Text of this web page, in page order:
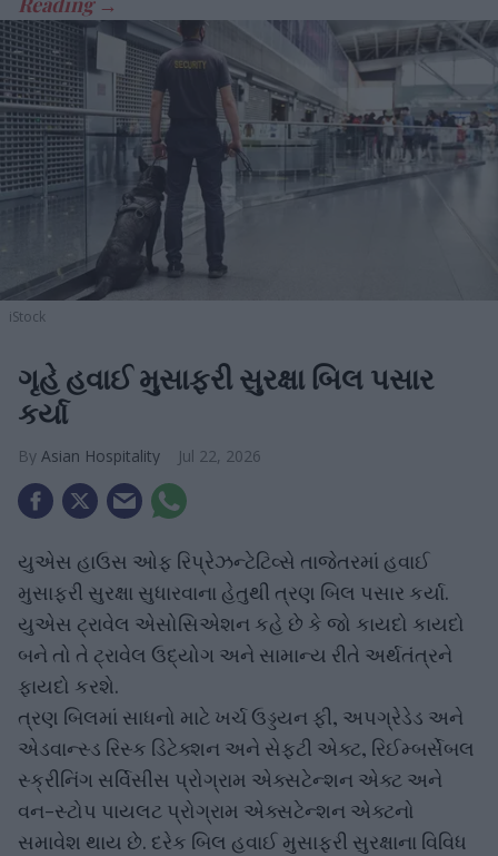
iStock
ગૃહે હવાઈ મુસાફરી સુરક્ષા બિલ પસાર
કર્યા
Asian Hospitality Jul 22, 2026
યુએસ હાઉસ ઓફ રિપ્રેઝન્ટેટિવ્સે તાજેતરમાં હવાઈ
મુસાફરી સુરક્ષા સુધારવાના હેતુથી ત્રણ બિલ પસાર કર્યા.
યુએસ ટ્રાવેલ એસોસિએશન કહે છે કે જો કાયદો કાયદો
બને તો તે ટ્રાવેલ ઉદ્યોગ અને સામાન્ય રીતે અર્થતંત્રને
ફાયદો કરશે.
ત્રણ બિલમાં સાધનો માટે ખર્ચ ઉડ્ડયન ફી, અપગ્રેડેડ અને
એડવાન્સ્ડ રિસ્ક ડિટેક્શન અને સેફ્ટી એક્ટ, રિઈમ્બર્સેબલ
સ્ક્રીનિંગ સર્વિસીસ પ્રોગ્રામ એક્સટેન્શન એક્ટ અને
વન-સ્ટોપ પાયલટ પ્રોગ્રામ એક્સટેન્શન એક્ટનો
સમાવેશ થાય છે. દરેક બિલ હવાઈ મુસાફરી સુરક્ષાના વિવિધ